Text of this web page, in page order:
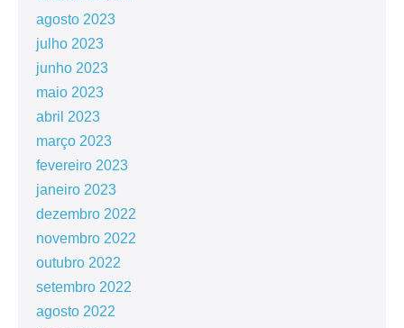
agosto 2023
julho 2023
junho 2023
maio 2023
abril 2023
março 2023
fevereiro 2023
janeiro 2023
dezembro 2022
novembro 2022
outubro 2022
setembro 2022
agosto 2022